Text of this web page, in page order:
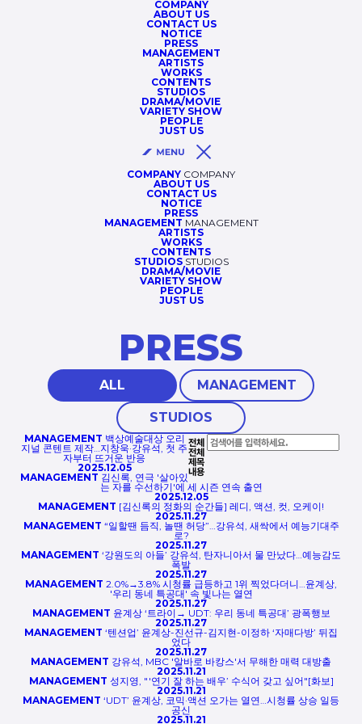
COMPANY
ABOUT US
CONTACT US
NOTICE
PRESS
MANAGEMENT
ARTISTS
WORKS
CONTENTS
STUDIOS
DRAMA/MOVIE
VARIETY SHOW
PEOPLE
JUST US
COMPANY COMPANY
ABOUT US
CONTACT US
NOTICE
PRESS
MANAGEMENT MANAGEMENT
ARTISTS
WORKS
CONTENTS
STUDIOS STUDIOS
DRAMA/MOVIE
VARIETY SHOW
PEOPLE
JUST US
PRESS
ALL MANAGEMENT
STUDIOS
전체
전체
제목
내용
MANAGEMENT 백상예술대상 오리
지널 콘텐트 제작…지창욱·강유석, 첫 주
자부터 뜨거운 반응
2025.12.05
MANAGEMENT 김신록, 연극 '살아있
는 자를 수선하기'에 세 시즌 연속 출연
2025.12.05
MANAGEMENT [김신록의 정화의 순간들] 레디, 액션, 컷, 오케이!
2025.11.27
MANAGEMENT “일할땐 듬직, 놀땐 허당”…강유석, 새싹에서 예능기대주
로?
2025.11.27
MANAGEMENT ‘강원도의 아들’ 강유석, 탄자니아서 물 만났다…예능감도
폭발
2025.11.27
MANAGEMENT 2.0%→3.8% 시청률 급등하고 1위 찍었다더니…윤계상,
'우리 동네 특공대' 속 빛나는 열연
2025.11.27
MANAGEMENT 윤계상 ‘트라이→ UDT: 우리 동네 특공대’ 광폭행보
2025.11.27
MANAGEMENT ‘텐션업’ 윤계상-진선규-김지현-이정하 ‘자매다방’ 뒤집
었다
2025.11.27
MANAGEMENT 강유석, MBC '알바로 바캉스'서 무해한 매력 대방출
2025.11.21
MANAGEMENT 성지영, "'연기 잘 하는 배우’ 수식어 갖고 싶어"[화보]
2025.11.21
MANAGEMENT ‘UDT’ 윤계상, 코믹·액션 오가는 열연…시청률 상승 일등
공신
2025.11.21